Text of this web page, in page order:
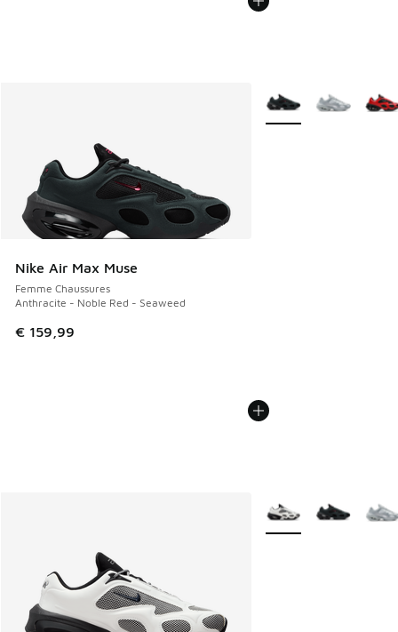
Nike Air Max Muse
Femme Chaussures
Anthracite - Noble Red - Seaweed
€ 159,99
Plus de couleurs
Plus de couleurs